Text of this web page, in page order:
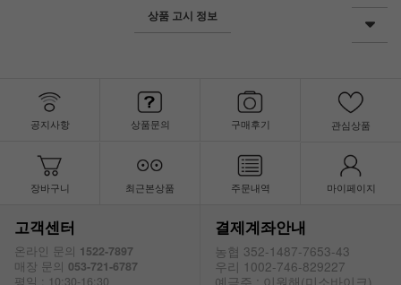
상품 고시 정보
공지사항 상품문의 구매후기 관심상품
장바구니 최근본상품 주문내역 마이페이지
고객센터
온라인 문의 1522-7897
매장 문의 053-721-6787
평일 : 10:30-16:30
결제계좌안내
농협 352-1487-7653-43
우리 1002-746-829227